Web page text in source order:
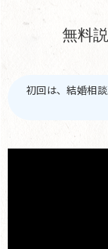
無料
初回は、結婚相